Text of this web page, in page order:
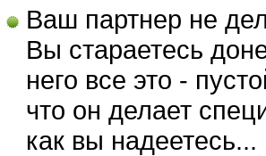
Ваш партнер не
Вы стараетесь
него все это -
что он делает
как вы надеетесь...